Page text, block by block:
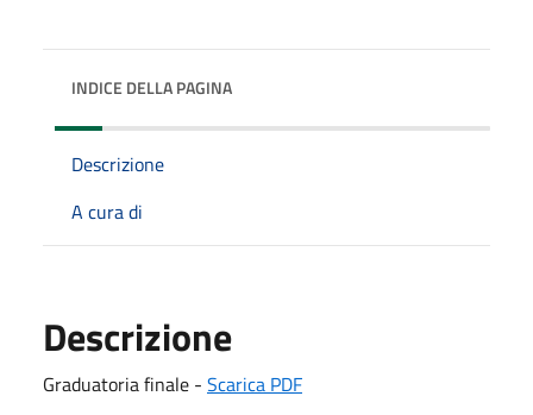
INDICE DELLA PAGINA
Descrizione
A cura di
Descrizione
Graduatoria finale - Scarica PDF